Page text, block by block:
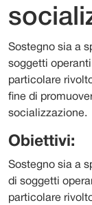
Sostegno sia a
soggetti
particolare
fine di
socializzazione.
Obiettivi:
Sostegno sia a
di soggetti
particolare